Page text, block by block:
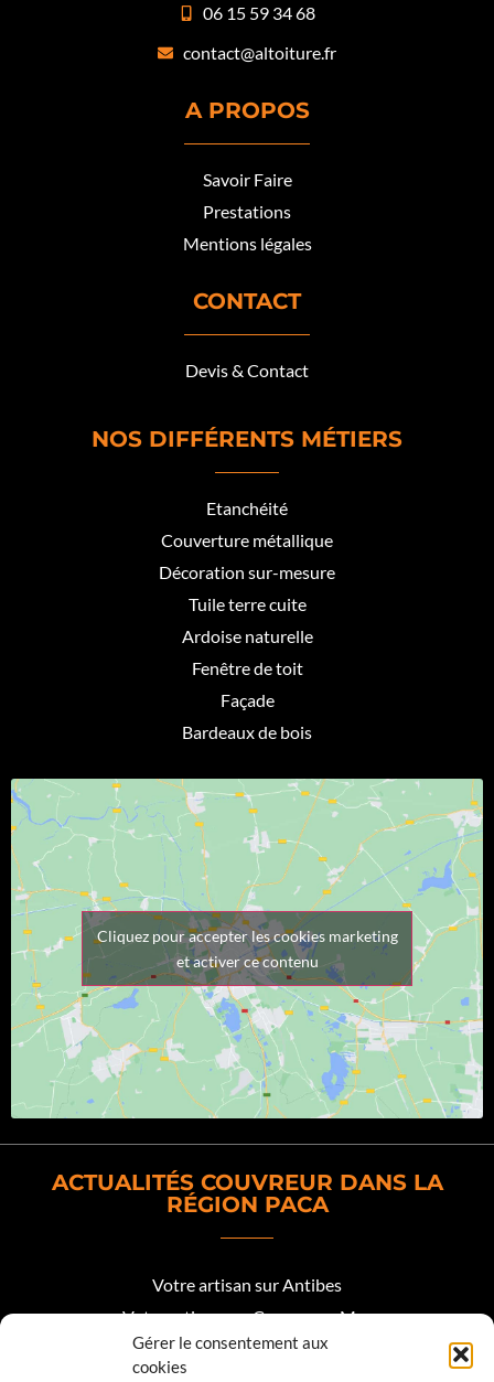
Gérer le consentement aux
cookies
06 15 59 34 68
contact@altoiture.fr
A PROPOS
Savoir Faire
Prestations
Mentions légales
CONTACT
Devis & Contact
NOS DIFFÉRENTS MÉTIERS
Etanchéité
Couverture métallique
Décoration sur-mesure
Tuile terre cuite
Ardoise naturelle
Fenêtre de toit
Façade
Bardeaux de bois
Cliquez pour accepter les cookies marketing
et activer ce contenu
ACTUALITÉS COUVREUR DANS LA
RÉGION PACA
Votre artisan sur Antibes
Votre artisan sur Cagnes sur Mer
Votre artisan sur Biot